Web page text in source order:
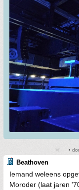
•
Beathoven
Iemand weleens
Moroder (laat jaren